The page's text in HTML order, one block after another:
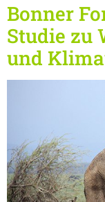
Bonner
Studie zu
und